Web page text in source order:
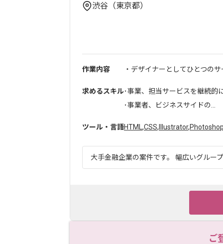
渋谷（東京都）
作業内容 ・デザイナーとしてひとつの
求めるスキル･事業、担当サービスを継続的
･事業者、ビジネスサイドの...
ツール・言語HTML ,CSS, Illustrator,
大手金融企業の案件です。 幅広いグルー
ご